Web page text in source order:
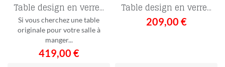
Table design en verre...
Si vous cherchez une table
originale pour votre salle à
manger...
419,00 €
Table design en verre...
209,00 €